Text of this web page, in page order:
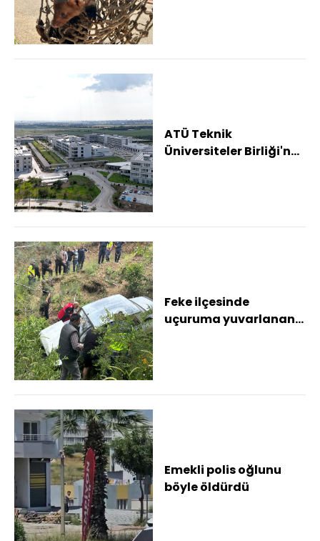
ATÜ Teknik
Üniversiteler Birliği'ne
Feke ilçesinde
uçuruma yuvarlanan
Emekli polis oğlunu
böyle öldürdü